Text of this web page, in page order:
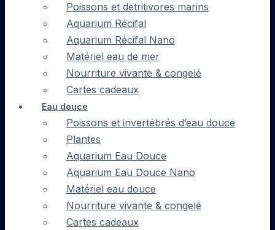
Poissons et detritivores marins
Aquarium Récifal
Aquarium Récifal Nano
Matériel eau de mer
Nourriture vivante & congelé
Cartes cadeaux
Eau douce
Poissons et invertébrés d’eau douce
Plantes
Aquarium Eau Douce
Aquarium Eau Douce Nano
Matériel eau douce
Nourriture vivante & congelé
Cartes cadeaux